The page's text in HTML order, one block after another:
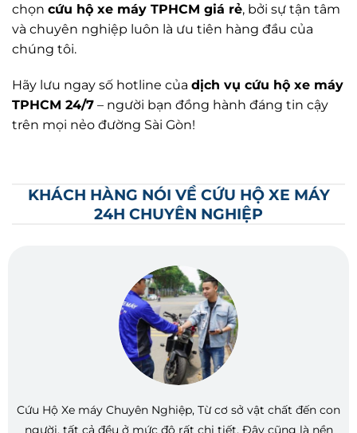
chọn cứu hộ xe máy TPHCM giá rẻ, bởi sự tận tâm
và chuyên nghiệp luôn là ưu tiên hàng đầu của
chúng tôi.
Hãy lưu ngay số hotline của dịch vụ cứu hộ xe máy
TPHCM 24/7 – người bạn đồng hành đáng tin cậy
trên mọi nẻo đường Sài Gòn!
KHÁCH HÀNG NÓI VỀ CỨU HỘ XE MÁY
24H CHUYÊN NGHIỆP
Cứu Hộ Xe máy Chuyên Nghiệp, Từ cơ sở vật chất đến con
người, tất cả đều ở mức độ rất chi tiết. Đây cũng là nền